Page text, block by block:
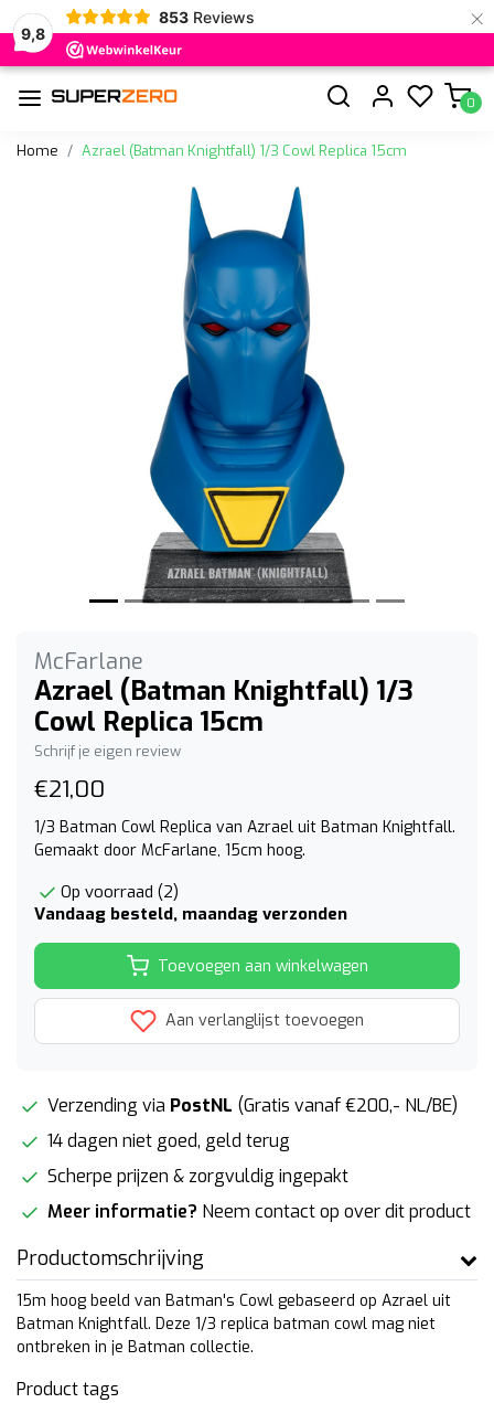
9,8
853 Reviews ×
0
Home Azrael (Batman Knightfall) 1/3 Cowl Replica 15cm
McFarlane
Azrael (Batman Knightfall) 1/3
Cowl Replica 15cm
Schrijf je eigen review
€21,00
1/3 Batman Cowl Replica van Azrael uit Batman Knightfall.
Gemaakt door McFarlane, 15cm hoog.
Op voorraad (2)
Vandaag besteld, maandag verzonden
Toevoegen aan winkelwagen
Aan verlanglijst toevoegen
Verzending via PostNL (Gratis vanaf €200,- NL/BE)
14 dagen niet goed, geld terug
Scherpe prijzen & zorgvuldig ingepakt
Meer informatie? Neem contact op over dit product
Productomschrijving
15m hoog beeld van Batman's Cowl gebaseerd op Azrael uit
Batman Knightfall. Deze 1/3 replica batman cowl mag niet
ontbreken in je Batman collectie.
Product tags